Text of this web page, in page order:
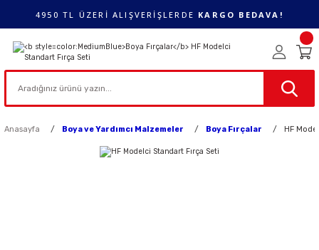
4950 TL ÜZERİ ALIŞVERİŞLERDE KARGO BEDAVA!
Anasayfa Boya ve Yardımcı Malzemeler Boya Fırçalar HF